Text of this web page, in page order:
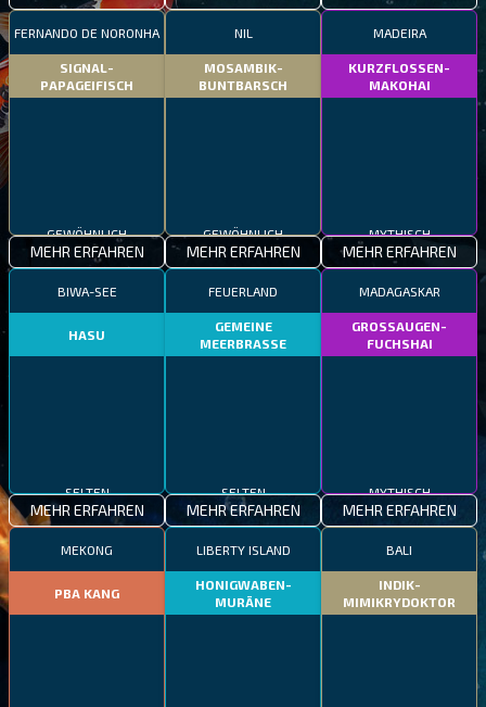
FERNANDO DE NORONHA
SIGNAL-
PAPAGEIFISCH
MEHR ERFAHREN
NIL
MOSAMBIK-
BUNTBARSCH
MEHR ERFAHREN
MADEIRA
KURZFLOSSEN-
MAKOHAI
MEHR ERFAHREN
BIWA-SEE
HASU
MEHR ERFAHREN
FEUERLAND
GEMEINE
MEERBRASSE
MEHR ERFAHREN
MADAGASKAR
GROSSAUGEN-
FUCHSHAI
MEHR ERFAHREN
MEKONG
PBA KANG
LIBERTY ISLAND
HONIGWABEN-
MURÄNE
BALI
INDIK-
MIMIKRYDOKTOR